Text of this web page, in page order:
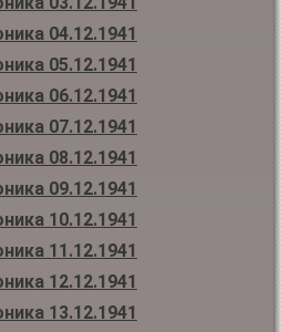
04.12.1941
05.12.1941
06.12.1941
07.12.1941
08.12.1941
09.12.1941
10.12.1941
11.12.1941
12.12.1941
13.12.1941